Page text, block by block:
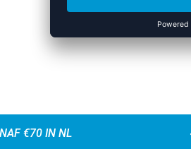
NWLRIVERSIDE SEAMLESS T-
Adviesprijs 29,95 € |
€70 IN NL